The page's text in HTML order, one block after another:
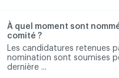
À quel moment sont
comité ?
Les candidatures retenues
nomination sont soumises
dernière ...